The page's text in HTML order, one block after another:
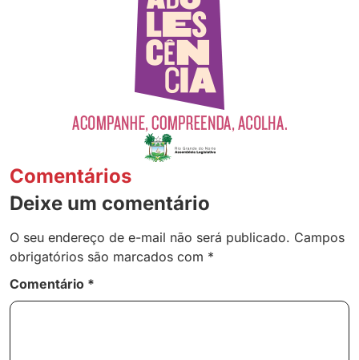
Comentários
Deixe um comentário
O seu endereço de e-mail não será publicado. Campos
obrigatórios são marcados com *
Comentário *